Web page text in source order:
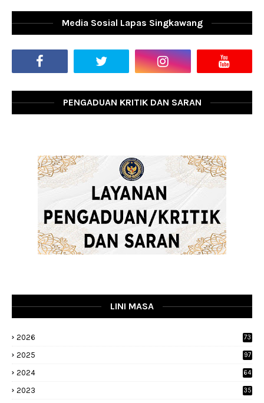
Media Sosial Lapas Singkawang
PENGADUAN KRITIK DAN SARAN
LINI MASA
2026 73
2025 97
2024 64
2023
35